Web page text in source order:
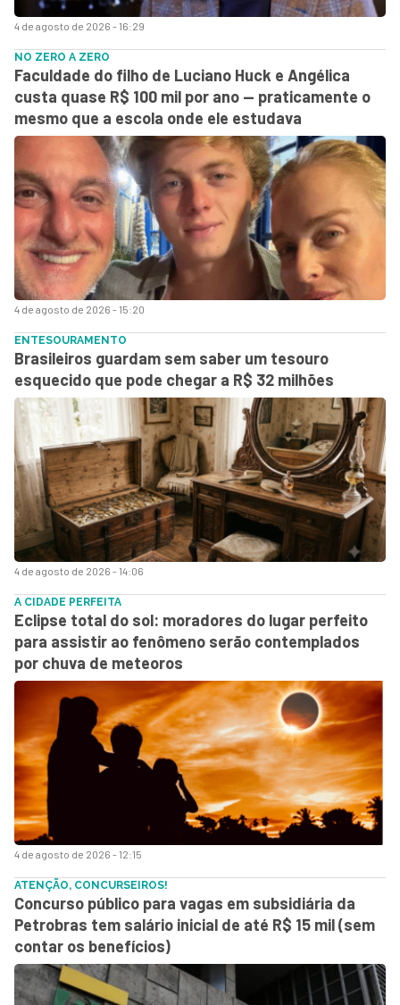
4 de agosto de 2026 - 16:29
4 de agosto de 2026 - 15:20
NO ZERO A ZERO
Faculdade do filho de Luciano Huck e Angélica
custa quase R$ 100 mil por ano — praticamente o
mesmo que a escola onde ele estudava
4 de agosto de 2026 - 14:06
ENTESOURAMENTO
Brasileiros guardam sem saber um tesouro
esquecido que pode chegar a R$ 32 milhões
4 de agosto de 2026 - 12:15
A CIDADE PERFEITA
Eclipse total do sol: moradores do lugar perfeito
para assistir ao fenômeno serão contemplados
por chuva de meteoros
ATENÇÃO, CONCURSEIROS!
Concurso público para vagas em subsidiária da
Petrobras tem salário inicial de até R$ 15 mil (sem
contar os benefícios)